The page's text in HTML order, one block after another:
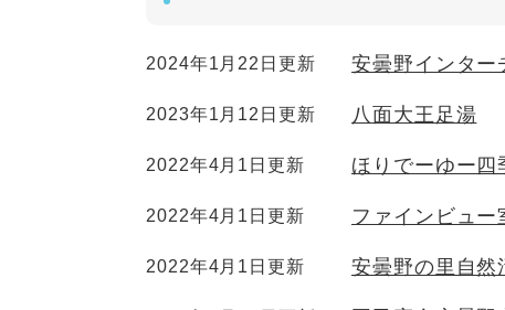
2024年1月22日更新 安曇野インター
2023年1月12日更新 八面大王足湯
2022年4月1日更新 ほりでーゆー
2022年4月1日更新 ファインビュー
2022年4月1日更新 安曇野の里自然